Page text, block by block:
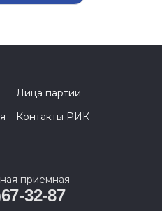
Лица партии
Контакты РИК
приемная
32-87